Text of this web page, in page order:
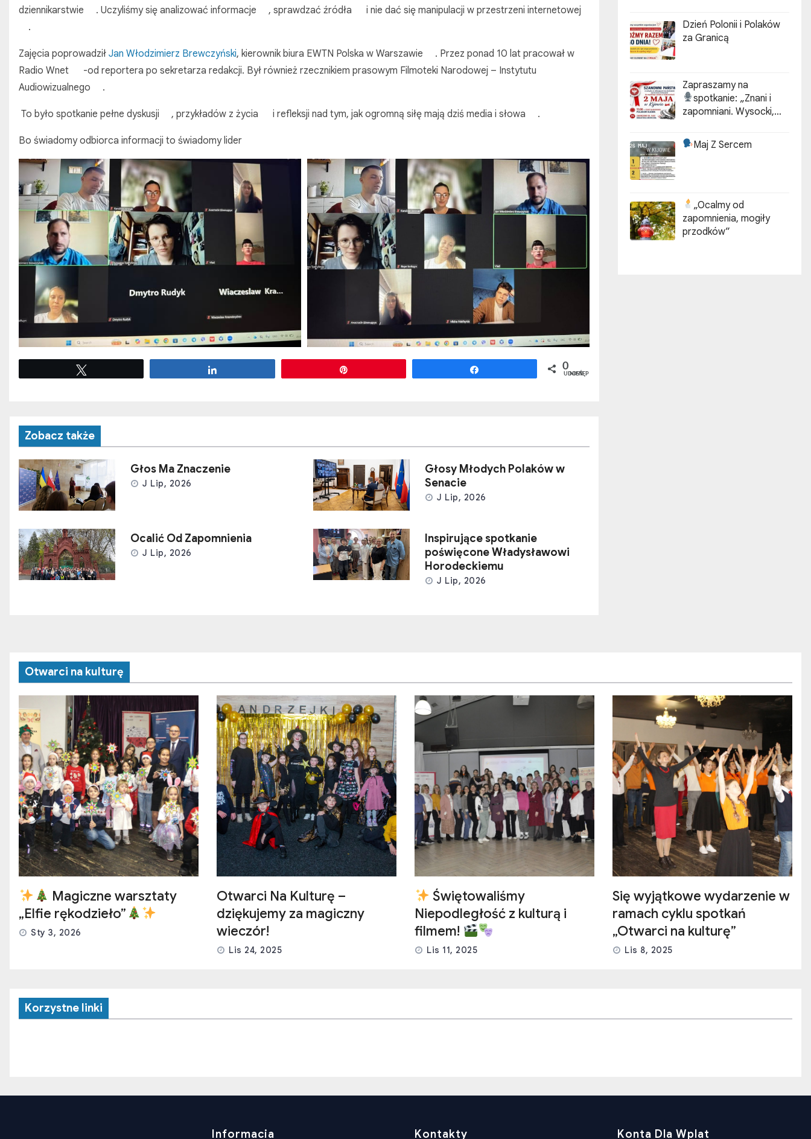
dziennikarstwie
. Uczyliśmy się analizować informacje , sprawdzać źródła
i nie dać się manipulacji w przestrzeni internetowej
.
Zajęcia poprowadził Jan Włodzimierz Brewczyński, kierownik biura EWTN Polska w Warszawie
. Przez ponad 10 lat pracował w
Radio Wnet
-od reportera po sekretarza redakcji. Był również rzecznikiem prasowym Filmoteki Narodowej – Instytutu
Audiowizualnego
.
To było spotkanie pełne dyskusji , przykładów z życia i refleksji nad tym, jak ogromną siłę mają dziś media i słowa .
Bo świadomy odbiorca informacji to świadomy lider
0
UDOSTĘPNIEŃ
Zobacz także
Głos Ma Znaczenie
J Lip, 2026
Głosy Młodych Polaków w
Senacie
J Lip, 2026
Ocalić Od Zapomnienia
J Lip, 2026
Inspirujące spotkanie
poświęcone Władysławowi
Horodeckiemu
J Lip, 2026
Dzień Polonii i Polaków
za Granicą
Zapraszamy na
spotkanie: „Znani i
zapomniani. Wysocki,
historii Kijowa”
Maj Z Sercem
„Ocalmy od
zapomnienia, mogiły
przodków”
Otwarci na kulturę
Magiczne warsztaty
„Elfie rękodzieło”
Sty 3, 2026
Otwarci Na Kulturę –
dziękujemy za magiczny
wieczór!
Lis 24, 2025
Świętowaliśmy
Niepodległość z kulturą i
filmem!
Lis 11, 2025
Się wyjątkowe wydarzenie w
ramach cyklu spotkań
„Otwarci na kulturę”
Lis 8, 2025
Korzystne linki
Informacia Kontakty Konta Dla Wplat